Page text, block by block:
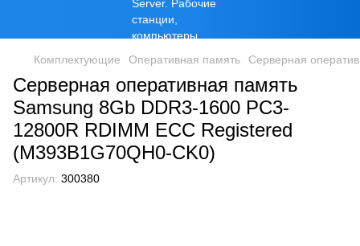
Комплектующие Оперативная память Серверная
Серверная оперативная память
Samsung 8Gb DDR3-1600 PC3-
12800R RDIMM ECC Registered
(M393B1G70QH0-CK0)
Артикул: 300380